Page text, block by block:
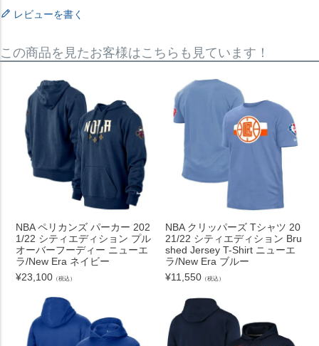
レビューを書く
この商品を見たお客様はこちらも見ています！
NBA ペリカンズ パーカー 202
1/22 シティエディション プル
オーバーフーディー ニューエ
ラ/New Era ネイビー
¥23,100 （税込）
NBA クリッパーズ Tシャツ 20
21/22 シティエディション Bru
shed Jersey T-Shirt ニューエ
ラ/New Era ブルー
¥11,550 （税込）